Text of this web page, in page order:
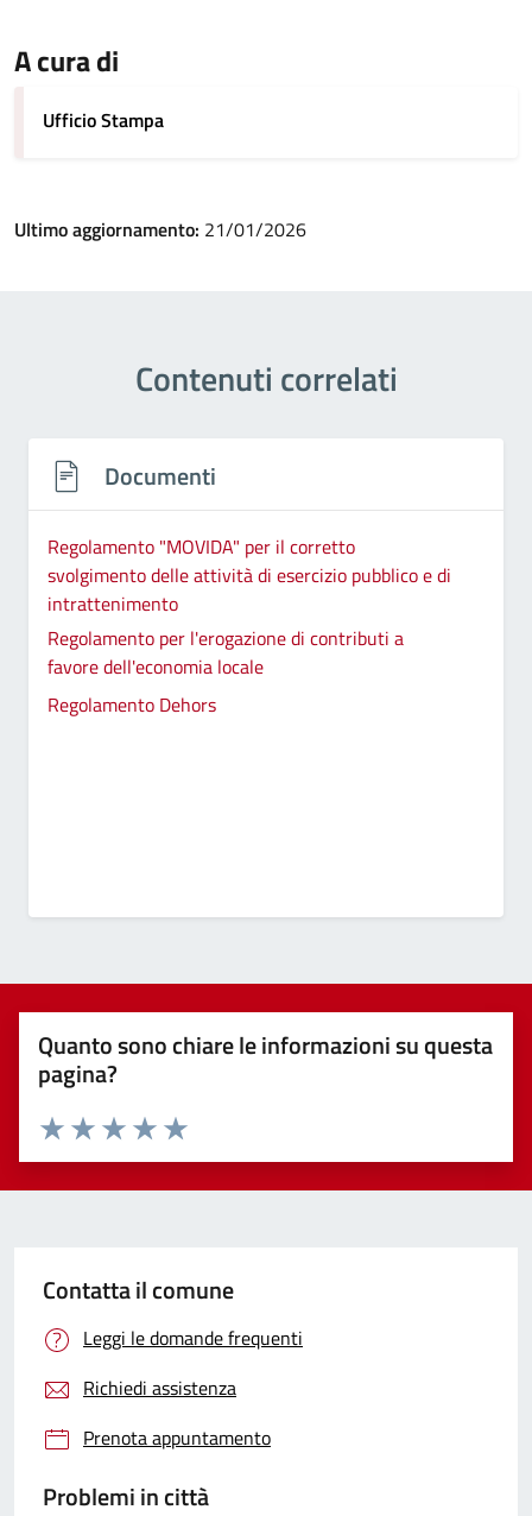
A cura di
Ufficio Stampa
Ultimo aggiornamento: 21/01/2026
Contenuti correlati
Documenti
Regolamento "MOVIDA" per il corretto
svolgimento delle attività di esercizio pubblico e di
intrattenimento
Regolamento per l'erogazione di contributi a
favore dell'economia locale
Regolamento Dehors
Quanto sono chiare le informazioni su questa
pagina?
Valuta 5 stelle su 5
Valuta 4 stelle su 5
Valuta 3 stelle su 5
Valuta 2 stelle su 5
Valuta 1 stelle su 5
Contatta il comune
Leggi le domande frequenti
Richiedi assistenza
Prenota appuntamento
Problemi in città